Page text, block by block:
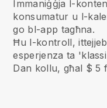
Immaniġġja l-
konsumatur u l-
go bl-app tagħna.
Ħu l-kontroll,
esperjenza ta
Dan kollu, għal $ 5